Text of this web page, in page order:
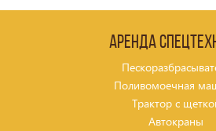
Аренда
Поливомоечная
Трактор с
Автокраны